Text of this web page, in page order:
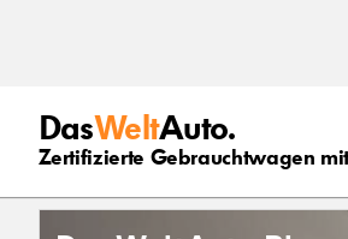
DasWeltAuto.
Zertifizierte Gebrauchtwagen